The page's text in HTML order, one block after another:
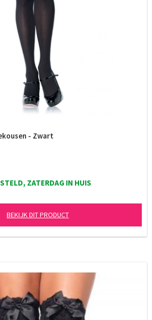
- Zwart
ZATERDAG IN HUIS
BEKIJK DIT PRODUCT